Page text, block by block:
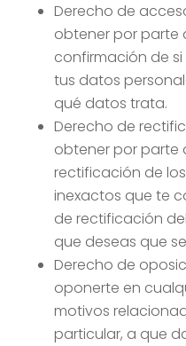
Derecho de
obtener por parte
confirmación de
tus datos
qué datos trata.
Derecho de
obtener por parte
rectificación de
inexactos que te
de rectificación
que deseas que
Derecho de
oponerte en
motivos
particular, a que